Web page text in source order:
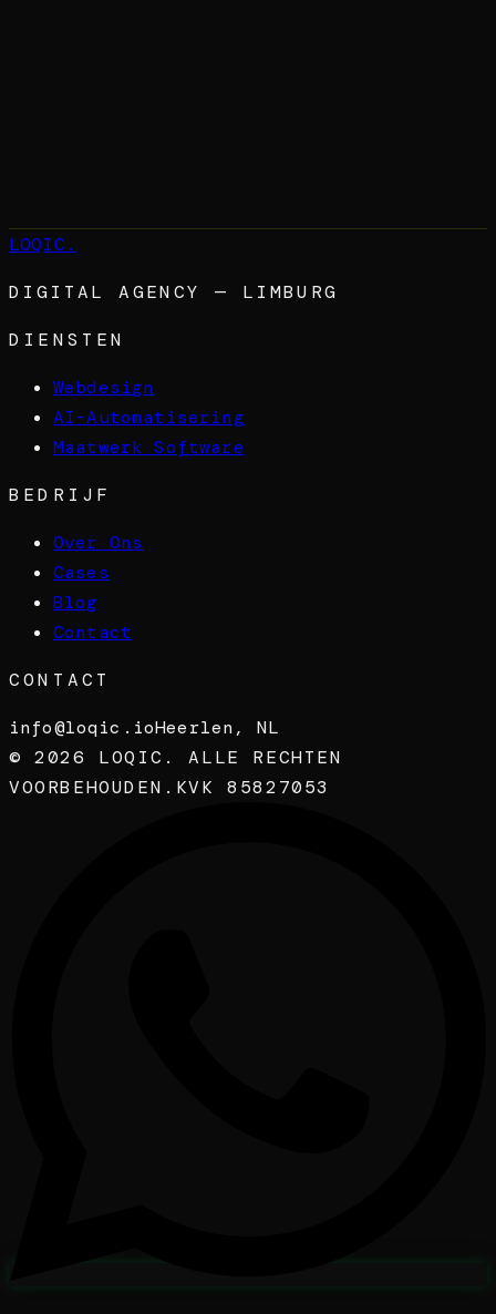
LOQIC .
DIGITAL AGENCY — LIMBURG
DIENSTEN
Webdesign
AI-Automatisering
Maatwerk Software
BEDRIJF
Over Ons
Cases
Blog
Contact
CONTACT
info@loqic.ioHeerlen, NL
©2026
LOQIC. ALLE RECHTEN
VOORBEHOUDEN. KVK 85827053